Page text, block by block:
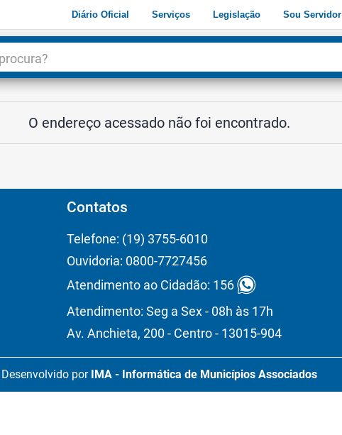
Diário Oficial Serviços Legislação Sou Servidor
O endereço acessado não foi encontrado.
Contatos
Telefone: (19) 3755-6010
Ouvidoria: 0800-7727456
Atendimento ao Cidadão: 156
Atendimento: Seg a Sex - 08h às 17h
Av. Anchieta, 200 - Centro - 13015-904
Desenvolvido por IMA - Informática de Municípios Associados